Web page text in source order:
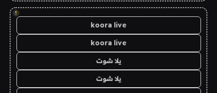
!
koora live
koora live
يلا شوت
يلا شوت